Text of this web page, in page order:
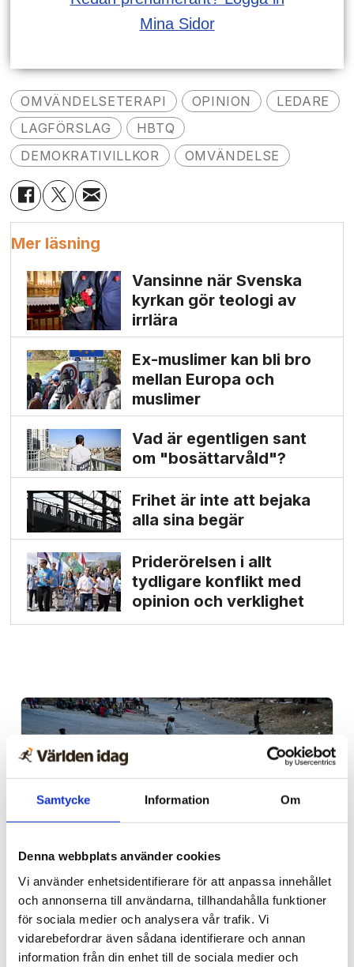
Samtycke Information Om
Denna webbplats använder cookies
Vi använder enhetsidentifierare för att anpassa innehållet
och annonserna till användarna, tillhandahålla funktioner
för sociala medier och analysera vår trafik. Vi
vidarebefordrar även sådana identifierare och annan
information från din enhet till de sociala medier och
Mina Sidor
OMVÄNDELSETERAPI OPINION
LEDARE
LAGFÖRSLAG
HBTQ
DEMOKRATIVILLKOR
OMVÄNDELSE
Mer läsning
Vansinne när Svenska
kyrkan gör teologi av
irrlära
Ex-muslimer kan bli bro
mellan Europa och
muslimer
Vad är egentligen sant
om "bosättarvåld"?
Frihet är inte att bejaka
alla sina begär
Priderörelsen i allt
tydligare konflikt med
opinion och verklighet
Spanien/Marocko
Uppgifter: Tusentals
migranter kvar i Ceuta